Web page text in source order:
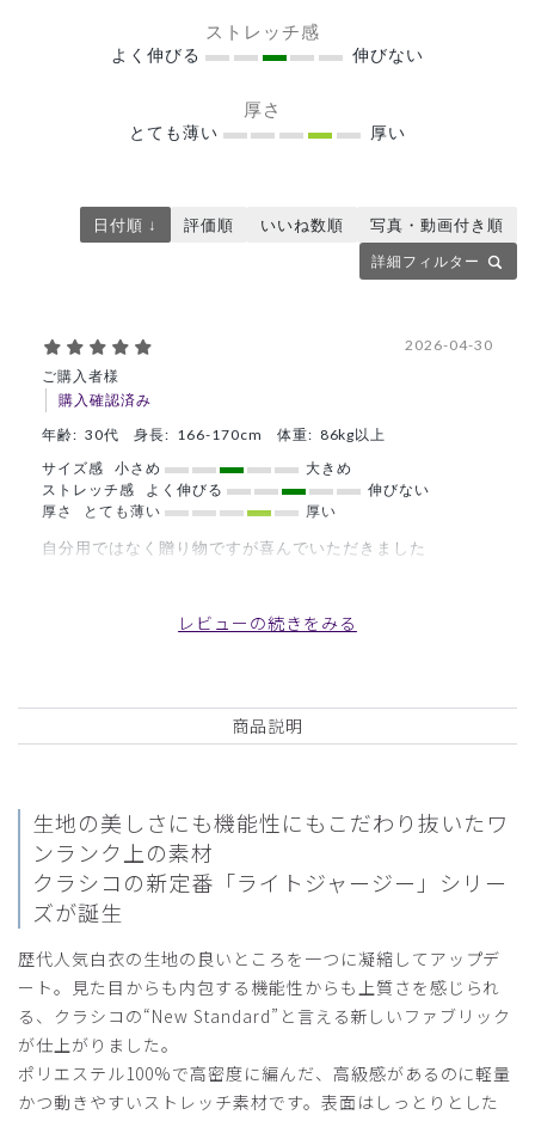
ストレッチ感
よく伸びる 伸びない
厚さ
とても薄い 厚い
詳細フィルター
日付順 ↓ 評価順 いいね数順 写真・動画付き順
ご購入者様
購入確認済み
2026-04-30
年齢: 30代 身長: 166-170cm 体重: 86kg以上
サイズ感
小さめ
大きめ
ストレッチ感
よく伸びる
伸びない
厚さ
とても薄い 厚い
自分用ではなく贈り物ですが喜んでいただきました
購入確認済み
年齢: 40代 身長:181-185cm
10年以上使わせていただいております。
着心地、質感共に最高です。
商品：C05メンズ白衣:ライトジャージージャケット/
白/XXL
役に立った 0
レビューの続きをみる
商品説明
生地の美しさにも機能性にもこだわり抜いたワ
ンランク上の素材
クラシコの新定番「ライトジャージー」シリー
ズが誕生
歴代人気白衣の生地の良いところを一つに凝縮してアップデ
ート。見た目からも内包する機能性からも上質さを感じられ
る、クラシコの“New Standard”と言える新しいファブリック
が仕上がりました。
ポリエステル100%で高密度に編んだ、高級感があるのに軽量
かつ動きやすいストレッチ素材です。表面はしっとりとした